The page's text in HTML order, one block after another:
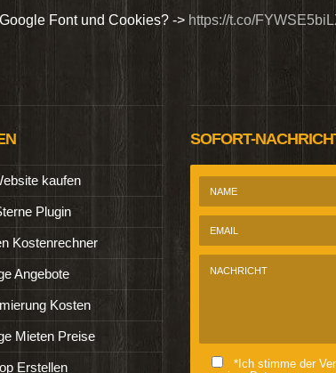
Font und Cookies? -> https://t.co/
kaufen
Plugin
Kostenrechner
Angebote
Kosten
Mieten Preise
Erstellen
SOFORT-
*Ich stimme der